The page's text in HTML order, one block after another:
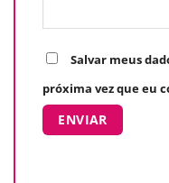
Salvar meus
próxima vez que eu